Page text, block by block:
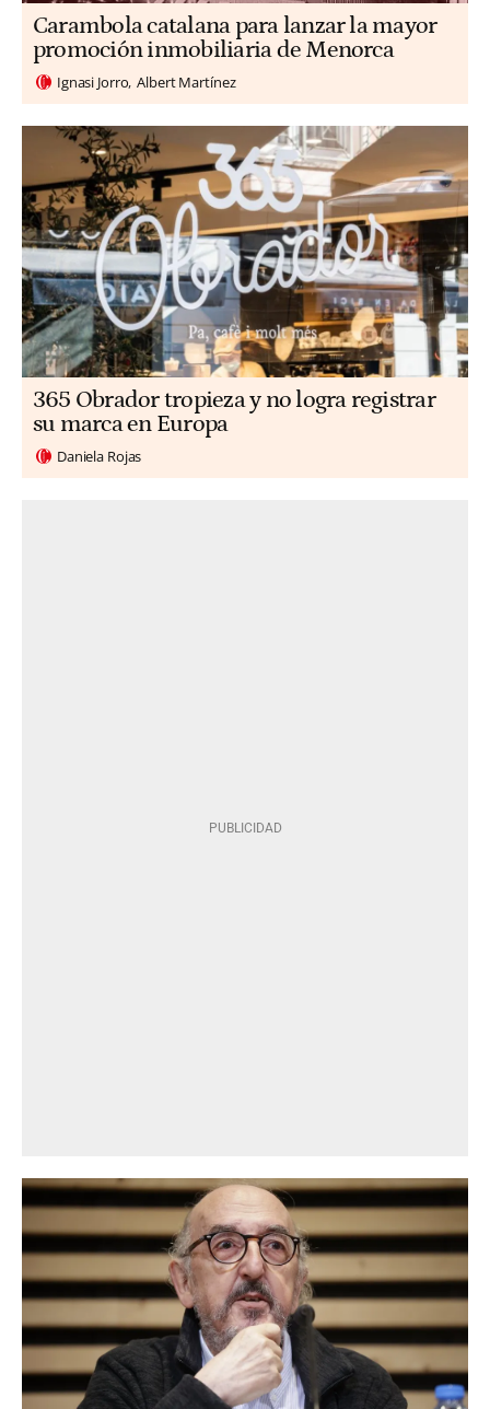
Carambola catalana para lanzar la mayor
promoción inmobiliaria de Menorca
Ignasi Jorro Albert Martínez
365 Obrador tropieza y no logra registrar
su marca en Europa
Daniela Rojas